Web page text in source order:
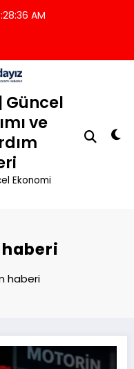
AM
Güncel
ve
Ekonomi
haberi